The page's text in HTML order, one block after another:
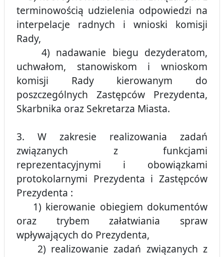
terminowością udzielenia odpowiedzi na
interpelacje radnych i wnioski komisji
Rady,
4) nadawanie biegu dezyderatom,
uchwałom, stanowiskom i wnioskom
komisji Rady kierowanym do
poszczególnych Zastępców Prezydenta,
Skarbnika oraz Sekretarza Miasta.
3. W zakresie realizowania zadań
związanych z funkcjami
reprezentacyjnymi i obowiązkami
protokolarnymi Prezydenta i Zastępców
Prezydenta :
1) kierowanie obiegiem dokumentów
oraz trybem załatwiania spraw
wpływających do Prezydenta,
2) realizowanie zadań związanych z